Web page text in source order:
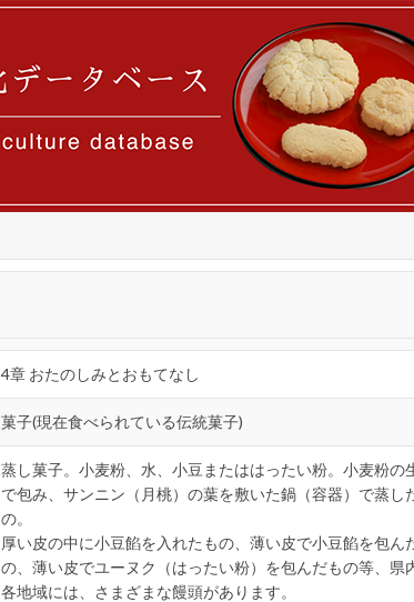
4章 おたのしみとおもてなし
菓子(現在食べられている伝統菓子)
蒸し菓子。小麦粉、水、小豆またははったい粉。小麦粉の
で包み、サンニン（月桃）の葉を敷いた鍋（容器）で蒸し
の。
厚い皮の中に小豆餡を入れたもの、薄い皮で小豆餡を包ん
の、薄い皮でユーヌク（はったい粉）を包んだもの等、県
各地域には、さまざまな饅頭があります。